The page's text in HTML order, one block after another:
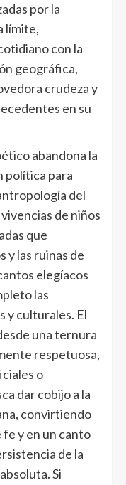
por la
límite,
con la
geográfica,
crudeza y
en su
abandona la
política para
del
de niños
que
y las ruinas de
elegíacos
las
y culturales. El
una ternura
respetuosa,
o
dar cobijo a la
convirtiendo
y en un canto
de la
Si